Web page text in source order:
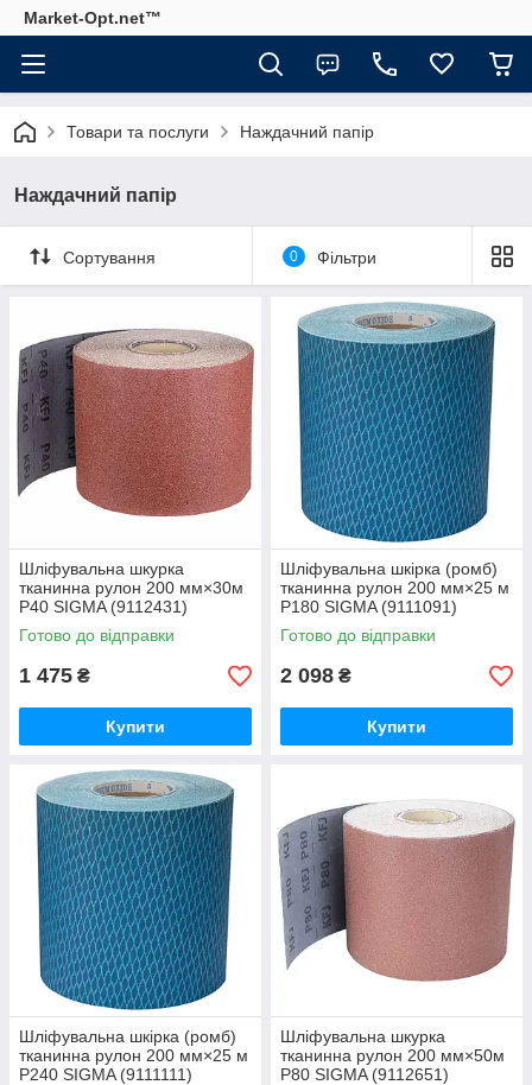
Market-Opt.net™
Товари та послуги Наждачний папір
Наждачний папір
Сортування 0 Фільтри
Шліфувальна шкурка
тканинна рулон 200 мм×30м
P40 SIGMA (9112431)
Готово до відправки
1 475 ₴
Купити
Шліфувальна шкірка (ромб)
тканинна рулон 200 мм×25 м
P180 SIGMA (9111091)
Готово до відправки
2 098 ₴
Купити
Шліфувальна шкірка (ромб)
тканинна рулон 200 мм×25 м
P240 SIGMA (9111111)
Шліфувальна шкурка
тканинна рулон 200 мм×50м
P80 SIGMA (9112651)